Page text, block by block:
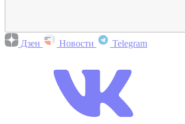
Дзен Новости Telegram